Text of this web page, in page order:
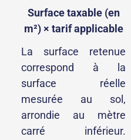
Surface taxable (en
m²) × tarif applicable
La surface retenue
correspond à la
surface réelle
mesurée au sol,
arrondie au mètre
carré inférieur.